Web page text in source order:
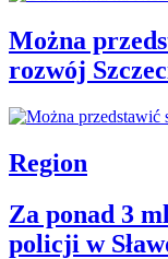
Można
rozwój
Region
Za ponad 3
policji w